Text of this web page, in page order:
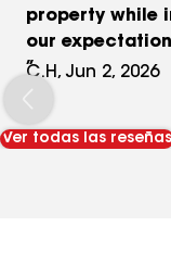
property while
our
excellent. We
because they
whole
any roof work.
C.H, Jun 2, 2026
Ver todas las reseñas